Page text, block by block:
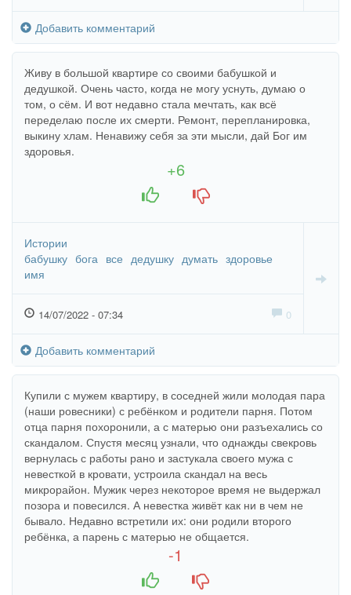
Добавить комментарий
Живу в большой квартире со своими бабушкой и
дедушкой. Очень часто, когда не могу уснуть, думаю о
том, о сём. И вот недавно стала мечтать, как всё
переделаю после их смерти. Ремонт, перепланировка,
выкину хлам. Ненавижу себя за эти мысли, дай Бог им
здоровья.
+6
Истории
бабушку бога все дедушку думать здоровье
имя
14/07/2022 - 07:34 0
Добавить комментарий
Купили с мужем квартиру, в соседней жили молодая пара
(наши ровесники) с ребёнком и родители парня. Потом
отца парня похоронили, а с матерью они разъехались со
скандалом. Спустя месяц узнали, что однажды свекровь
вернулась с работы рано и застукала своего мужа с
невесткой в кровати, устроила скандал на весь
микрорайон. Мужик через некоторое время не выдержал
позора и повесился. А невестка живёт как ни в чем не
бывало. Недавно встретили их: они родили второго
ребёнка, а парень с матерью не общается.
-1